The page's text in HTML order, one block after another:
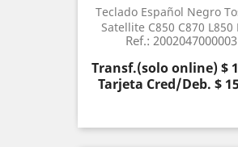
Teclado Español Negro
Satellite C850 C870 L850
Ref.: 2002047000003
Precio
Transf.(solo online) $
Tarjeta Cred/Deb. $